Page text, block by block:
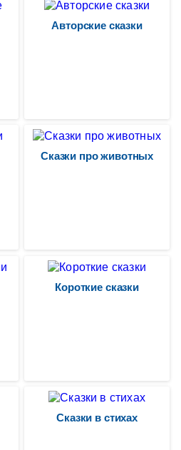
Авторские сказки
Сказки про животных
Короткие сказки
Сказки в стихах